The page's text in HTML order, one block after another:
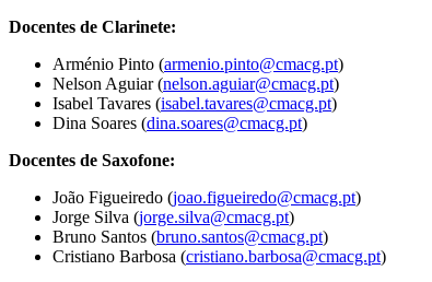
Docentes de Clarinete:
Arménio Pinto (armenio.pinto@cmacg.pt)
Nelson Aguiar (nelson.aguiar@cmacg.pt)
Isabel Tavares (isabel.tavares@cmacg.pt)
Dina Soares (dina.soares@cmacg.pt)
Docentes de Saxofone:
João Figueiredo (joao.figueiredo@cmacg.pt)
Jorge Silva (jorge.silva@cmacg.pt)
Bruno Santos (bruno.santos@cmacg.pt)
Cristiano Barbosa (cristiano.barbosa@cmacg.pt)